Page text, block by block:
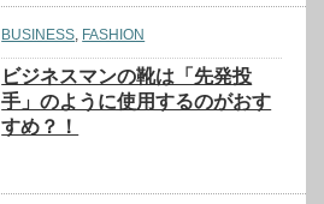
BUSINESS, FASHION
ビジネスマンの靴は「先発投
手」のように使用するのがおす
すめ？！